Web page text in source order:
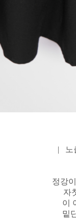
| 노
정강
자
이
밑